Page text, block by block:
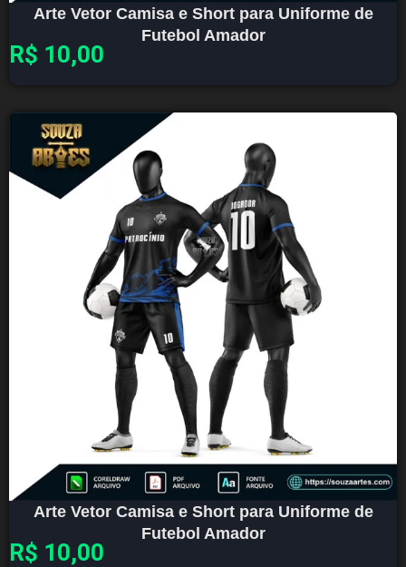
Arte Vetor Camisa e Short para Uniforme de
Futebol Amador
R$ 10,00
Arte Vetor Camisa e Short para Uniforme de
Futebol Amador
R$ 10,00